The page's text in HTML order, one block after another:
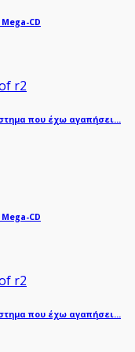
CD
που έχω αγαπήσει…
CD
που έχω αγαπήσει…